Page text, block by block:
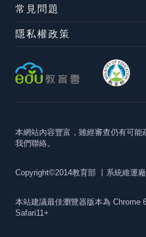
常見問題
隱私權政策
本網站內容豐富，雖經審查仍有可能
我們聯絡。
Copyright©2014教育部 丨系統維運
本站建議最佳瀏覽器版本為 Chrome
Safari11+